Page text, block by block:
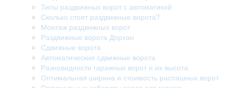
Типы раздвижных ворот с автоматикой
Сколько стоят раздвижные ворота?
Монтаж раздвижных ворот
Раздвижные ворота Дорхан
Сдвижные ворота
Автоматические сдвижные ворота
Разновидности гаражных ворот и их высота
Оптимальная ширина и стоимость распашных ворот